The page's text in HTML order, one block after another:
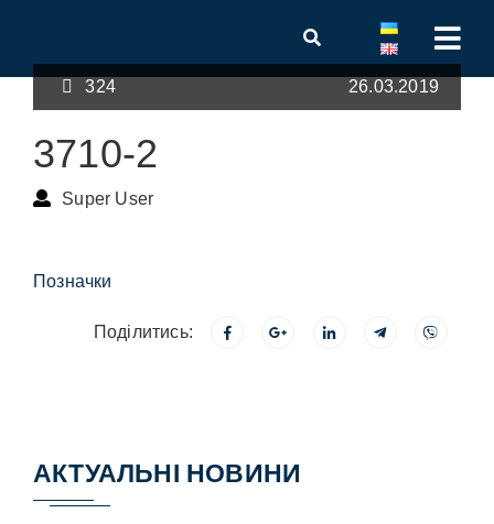
324 26.03.2019
3710-2
Super User
Позначки
Поділитись:
АКТУАЛЬНІ НОВИНИ